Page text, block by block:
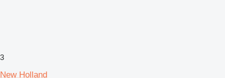
3
New Holland